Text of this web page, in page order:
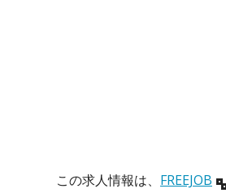
この求人情報は、 FREEJOB